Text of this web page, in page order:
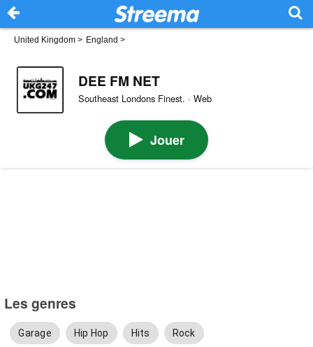
United Kingdom > England >
DEE FM NET
Southeast Londons Finest. · Web
Jouer
Les genres
Garage Hip Hop Hits Rock